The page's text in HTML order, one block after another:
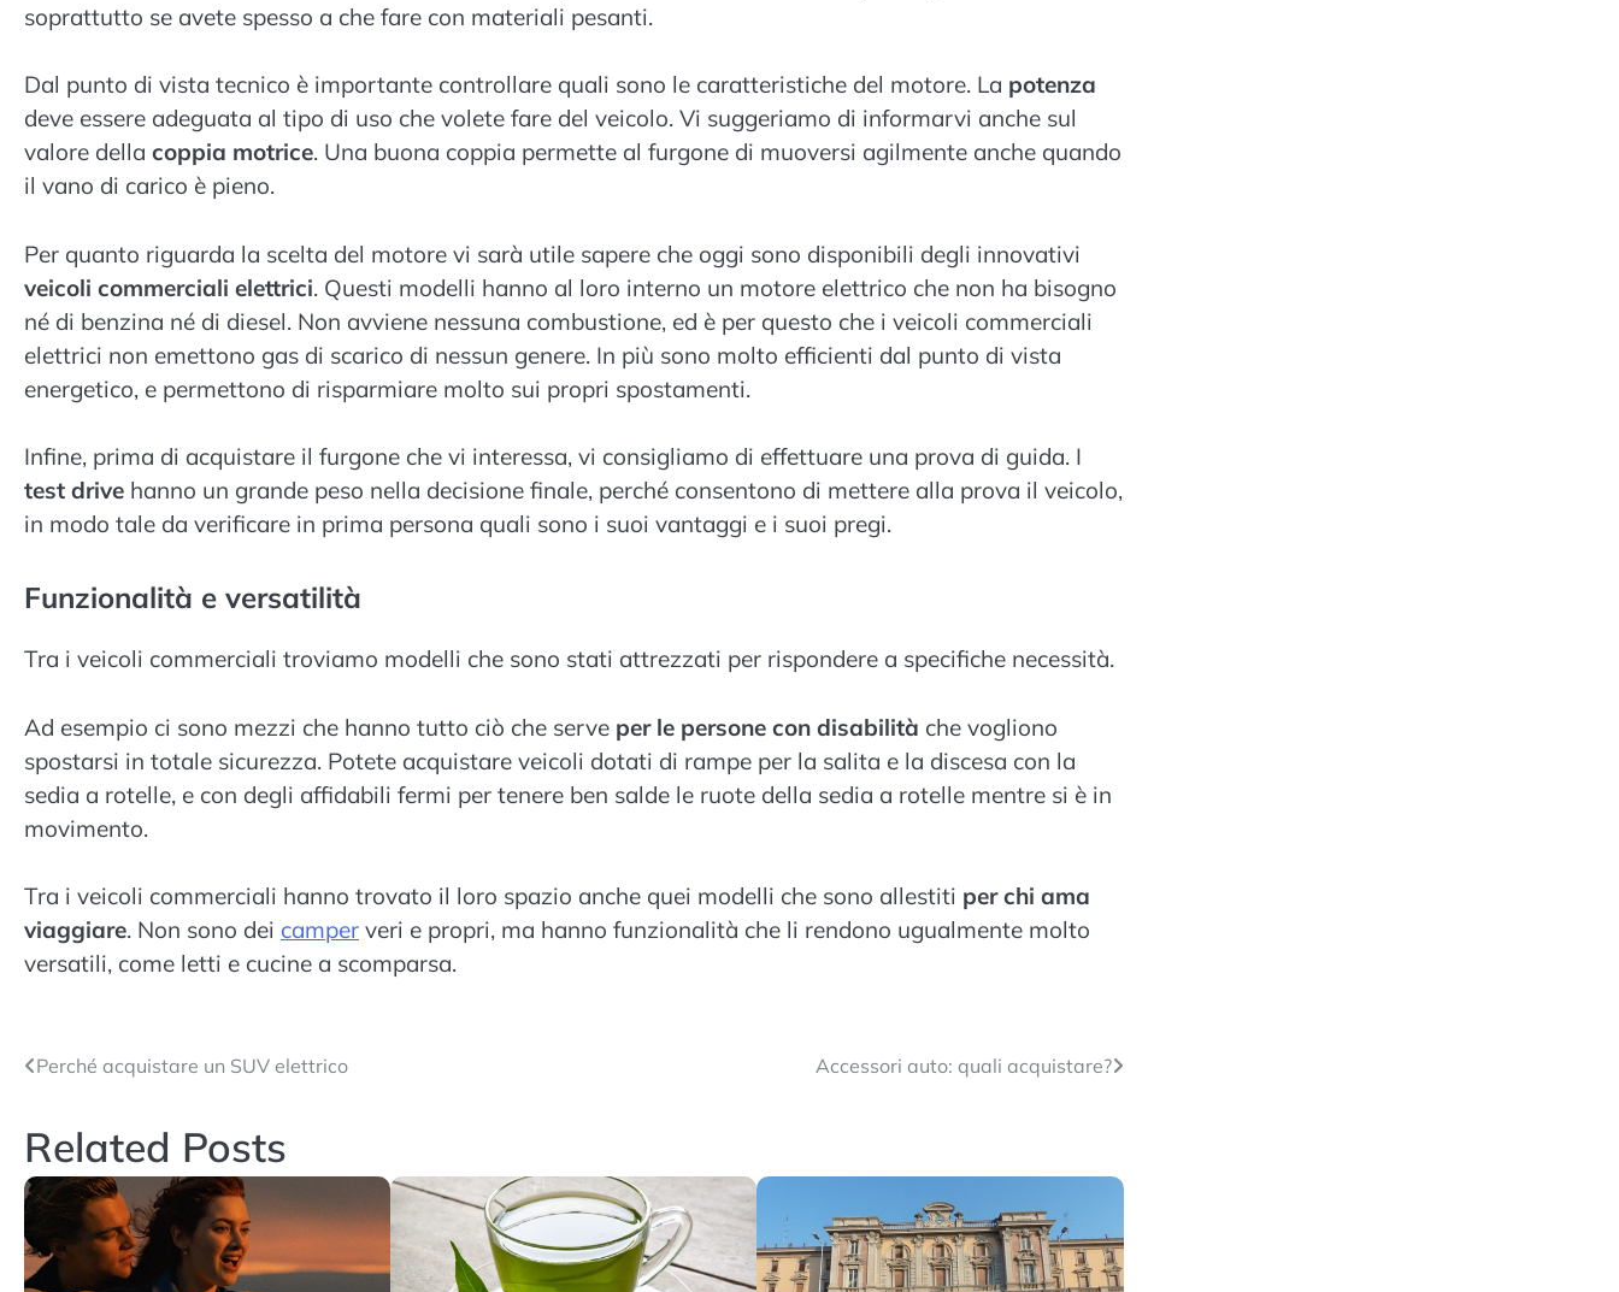
soprattutto se avete spesso a che fare con materiali pesanti.
Dal punto di vista tecnico è importante controllare quali sono le caratteristiche del motore. La potenza
deve essere adeguata al tipo di uso che volete fare del veicolo. Vi suggeriamo di informarvi anche sul
valore della coppia motrice. Una buona coppia permette al furgone di muoversi agilmente anche quando
il vano di carico è pieno.
Per quanto riguarda la scelta del motore vi sarà utile sapere che oggi sono disponibili degli innovativi
veicoli commerciali elettrici. Questi modelli hanno al loro interno un motore elettrico che non ha bisogno
né di benzina né di diesel. Non avviene nessuna combustione, ed è per questo che i veicoli commerciali
elettrici non emettono gas di scarico di nessun genere. In più sono molto efficienti dal punto di vista
energetico, e permettono di risparmiare molto sui propri spostamenti.
Infine, prima di acquistare il furgone che vi interessa, vi consigliamo di effettuare una prova di guida. I
test drive hanno un grande peso nella decisione finale, perché consentono di mettere alla prova il veicolo,
in modo tale da verificare in prima persona quali sono i suoi vantaggi e i suoi pregi.
Funzionalità e versatilità
Tra i veicoli commerciali troviamo modelli che sono stati attrezzati per rispondere a specifiche necessità.
Ad esempio ci sono mezzi che hanno tutto ciò che serve per le persone con disabilità che vogliono
spostarsi in totale sicurezza. Potete acquistare veicoli dotati di rampe per la salita e la discesa con la
sedia a rotelle, e con degli affidabili fermi per tenere ben salde le ruote della sedia a rotelle mentre si è in
movimento.
Tra i veicoli commerciali hanno trovato il loro spazio anche quei modelli che sono allestiti per chi ama
viaggiare. Non sono dei camper veri e propri, ma hanno funzionalità che li rendono ugualmente molto
versatili, come letti e cucine a scomparsa.
Navigazione
Perché acquistare un SUV elettrico Accessori auto: quali acquistare?
Related Posts